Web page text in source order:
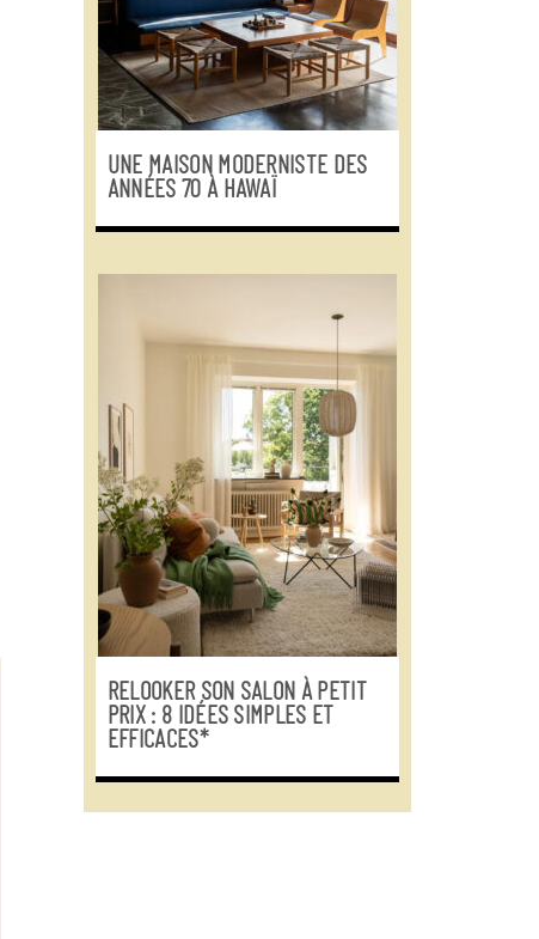
UNE MAISON MODERNISTE DES
ANNÉES 70 À HAWAÏ
RELOOKER SON SALON À PETIT
PRIX : 8 IDÉES SIMPLES ET
EFFICACES*